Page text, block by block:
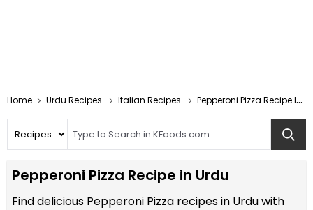
Home Urdu Recipes Italian Recipes Pepperoni Pizza Recipe In Urdu
Pepperoni Pizza Recipe in Urdu
Find delicious Pepperoni Pizza recipes in Urdu with